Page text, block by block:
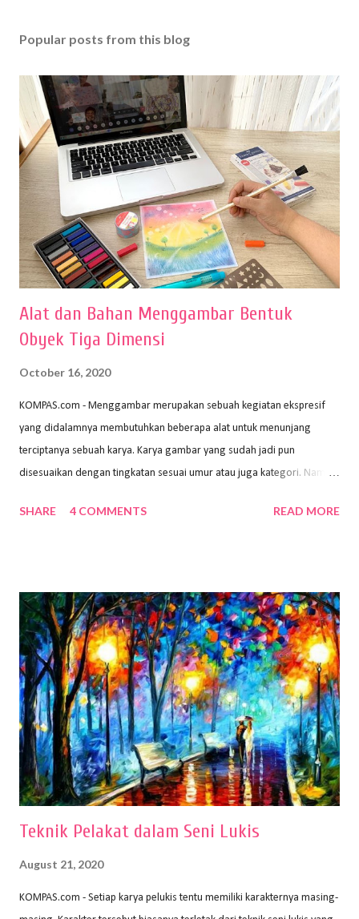
Popular posts from this blog
Alat dan Bahan Menggambar Bentuk
Obyek Tiga Dimensi
October 16, 2020
KOMPAS.com - Menggambar merupakan sebuah kegiatan ekspresif
yang didalamnya membutuhkan beberapa alat untuk menunjang
terciptanya sebuah karya. Karya gambar yang sudah jadi pun
disesuaikan dengan tingkatan sesuai umur atau juga kategori. Namun,
sehingga hasilnya bisa dilihat. Peran alat dan bahan sangat
memiliki spesifikasi berbeda sesuai jenisnya. Berikut peralatan
menggambar bentuk: 1. Kertas Gambar Kegiatan menggambar
membutuhkan kertas yang baik agar proses pembuatan gambar lebih
nyaman dan maksimal. Bahan kertas yang baik salah satu syaratnya
adalah tidak mudah sobek, mengingat menggambar merupakan
proses menggores dan menghapus. Kertas adalah bahan yang paling
ideal digunakan untuk menggambar. Dalam menggambar
menggunakan pen...
SHARE 4 COMMENTS READ MORE
Teknik Pelakat dalam Seni Lukis
August 21, 2020
KOMPAS.com - Setiap karya pelukis tentu memiliki karakternya masing-